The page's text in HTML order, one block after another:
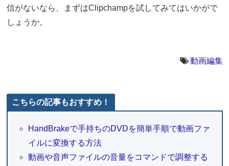
信がないなら、まずはClipchampを試してみてはいかがで
しょうか。
動画編集
こちらの記事もおすすめ！
HandBrakeで手持ちのDVDを簡単手順で動画ファ
イルに変換する方法
動画や音声ファイルの音量をコマンドで調整する